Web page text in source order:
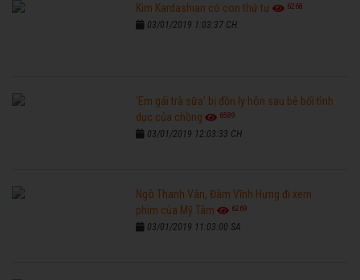
Kim Kardashian có con thứ tư 6268
03/01/2019 1:03:37 CH
'Em gái trà sữa' bị đồn ly hôn sau bê bối tình
dục của chồng
6589
03/01/2019 12:03:33 CH
Ngô Thanh Vân, Đàm Vĩnh Hưng đi xem
phim của Mỹ Tâm
6269
03/01/2019 11:03:00 SA